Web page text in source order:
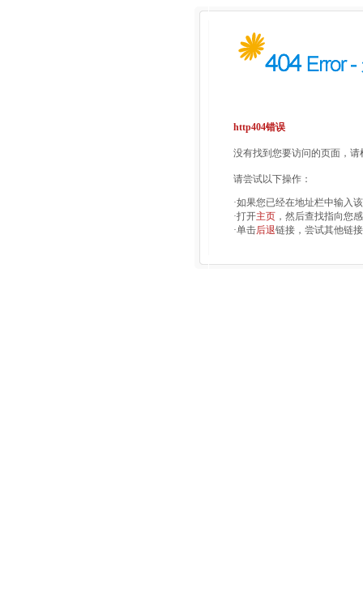
http404错误
没有找到您要访问的页面，
请尝试以下操作：
·如果您已经在地址栏中输入
·打开主页 ，然后查找指向您
·单击后退链接，尝试其他链